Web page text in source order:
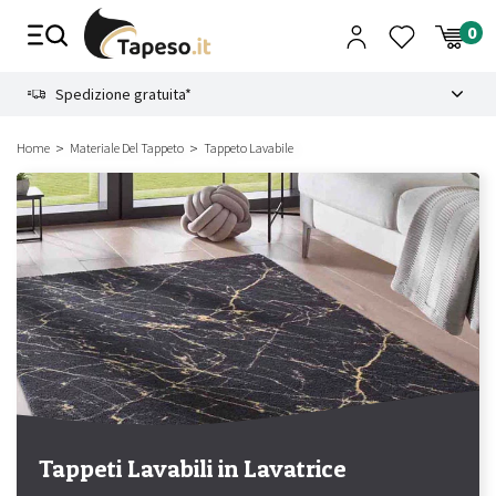
Spedizione gratuita*
Home Materiale Del Tappeto Tappeto Lavabile
Tappeti Lavabili in Lavatrice